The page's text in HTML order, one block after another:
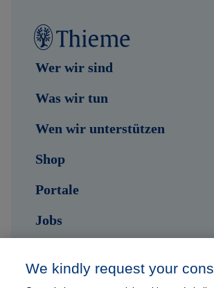
Wer wir sind
Was wir tun
Wen wir unterstützen
Shop
Portale
Jobs
We kindly request your